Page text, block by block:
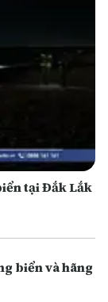
tại Đắk Lắk
biển và hãng